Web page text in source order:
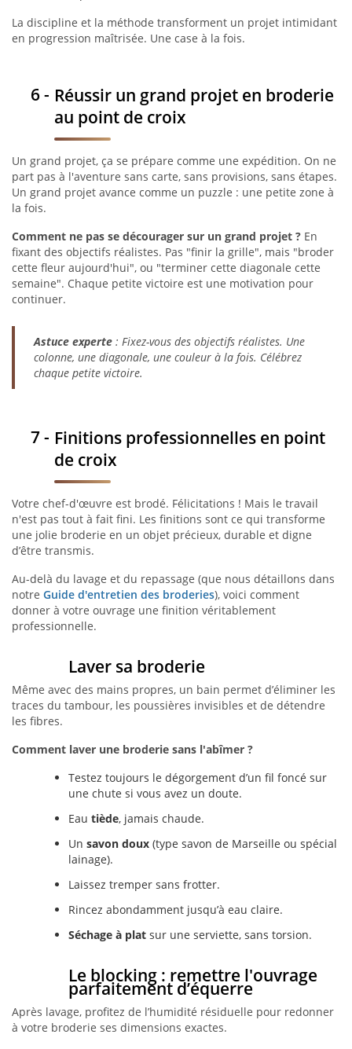
La discipline et la méthode transforment un projet intimidant
en progression maîtrisée. Une case à la fois.
Réussir un grand projet en broderie
au point de croix
Un grand projet, ça se prépare comme une expédition. On ne
part pas à l'aventure sans carte, sans provisions, sans étapes.
Un grand projet avance comme un puzzle : une petite zone à
la fois.
Comment ne pas se décourager sur un grand projet ? En
fixant des objectifs réalistes. Pas "finir la grille", mais "broder
cette fleur aujourd'hui", ou "terminer cette diagonale cette
semaine". Chaque petite victoire est une motivation pour
continuer.
Astuce experte : Fixez-vous des objectifs réalistes. Une
colonne, une diagonale, une couleur à la fois. Célébrez
chaque petite victoire.
Finitions professionnelles en point
de croix
Votre chef-d'œuvre est brodé. Félicitations ! Mais le travail
n'est pas tout à fait fini. Les finitions sont ce qui transforme
une jolie broderie en un objet précieux, durable et digne
d’être transmis.
Au-delà du lavage et du repassage (que nous détaillons dans
notre Guide d'entretien des broderies), voici comment
donner à votre ouvrage une finition véritablement
professionnelle.
Laver sa broderie
Même avec des mains propres, un bain permet d’éliminer les
traces du tambour, les poussières invisibles et de détendre
les fibres.
Comment laver une broderie sans l'abîmer ?
Testez toujours le dégorgement d’un fil foncé sur
une chute si vous avez un doute.
Eau tiède, jamais chaude.
Un savon doux (type savon de Marseille ou spécial
lainage).
Laissez tremper sans frotter.
Rincez abondamment jusqu’à eau claire.
Séchage à plat sur une serviette, sans torsion.
Le blocking : remettre l'ouvrage
parfaitement d’équerre
Après lavage, profitez de l’humidité résiduelle pour redonner
à votre broderie ses dimensions exactes.